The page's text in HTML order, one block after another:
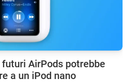
AirPods potrebbe
a un iPod nano